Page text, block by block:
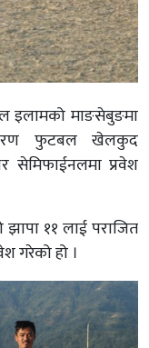
इलामको माङसेबुङमा
फुटबल खेलकुद
सेमिफाईनलमा प्रवेश
झापा ११ लाई पराजित
गरेको हो ।